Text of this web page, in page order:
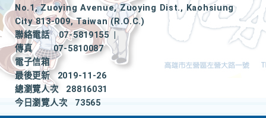
No.1, Zuoying Avenue, Zuoying Dist., Kaohsiung
City 813-009, Taiwan (R.O.C.)
聯絡電話
07-5819155
|
傳真
07-5810087
電子信箱
最後更新
2019-11-26
總瀏覽人次
28816031
今日瀏覽人次
73565